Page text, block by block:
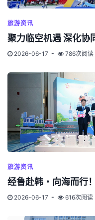
旅游资讯
聚力临空机遇 深化协
2026-06-17 786次阅读
旅游资讯
经鲁赴韩・向海而行
2026-06-17 616次阅读